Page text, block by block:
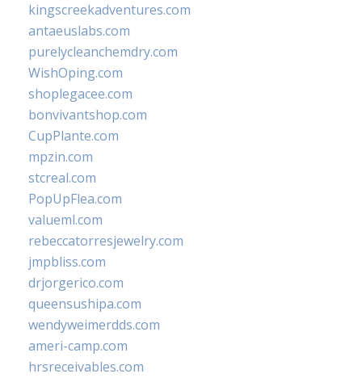
kingscreekadventures.com
antaeuslabs.com
purelycleanchemdry.com
WishOping.com
shoplegacee.com
bonvivantshop.com
CupPlante.com
mpzin.com
stcreal.com
PopUpFlea.com
valueml.com
rebeccatorresjewelry.com
jmpbliss.com
drjorgerico.com
queensushipa.com
wendyweimerdds.com
ameri-camp.com
hrsreceivables.com